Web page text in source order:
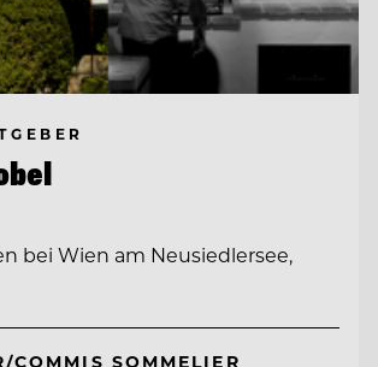
bei Wien am Neusiedlersee,
COMMIS SOMMELIER